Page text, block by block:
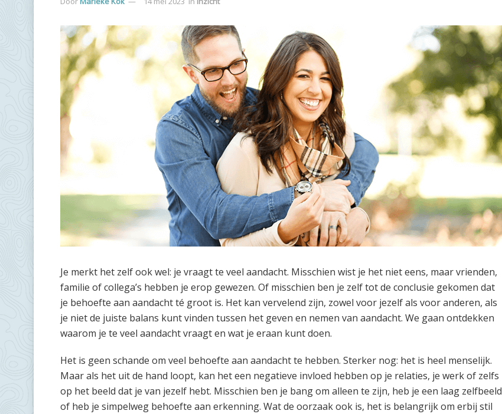
Je merkt het zelf ook wel: je vraagt te veel aandacht. Misschien wist je het niet eens, maar vrienden,
familie of collega’s hebben je erop gewezen. Of misschien ben je zelf tot de conclusie gekomen dat
je behoefte aan aandacht té groot is. Het kan vervelend zijn, zowel voor jezelf als voor anderen, als
je niet de juiste balans kunt vinden tussen het geven en nemen van aandacht. We gaan ontdekken
waarom je te veel aandacht vraagt en wat je eraan kunt doen.
Het is geen schande om veel behoefte aan aandacht te hebben. Sterker nog: het is heel menselijk.
Maar als het uit de hand loopt, kan het een negatieve invloed hebben op je relaties, je werk of zelfs
op het beeld dat je van jezelf hebt. Misschien ben je bang om alleen te zijn, heb je een laag zelfbeeld
of heb je simpelweg behoefte aan erkenning. Wat de oorzaak ook is, het is belangrijk om erbij stil